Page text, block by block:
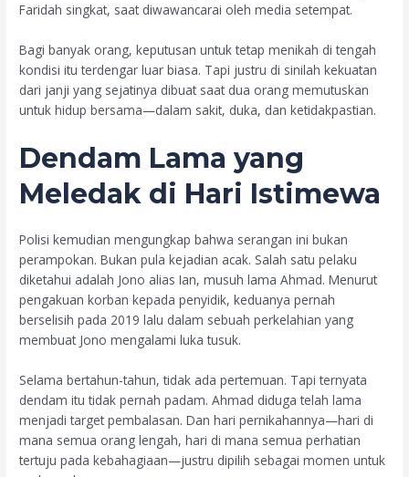
Faridah singkat, saat diwawancarai oleh media setempat.
Bagi banyak orang, keputusan untuk tetap menikah di tengah
kondisi itu terdengar luar biasa. Tapi justru di sinilah kekuatan
dari janji yang sejatinya dibuat saat dua orang memutuskan
untuk hidup bersama—dalam sakit, duka, dan ketidakpastian.
Dendam Lama yang
Meledak di Hari Istimewa
Polisi kemudian mengungkap bahwa serangan ini bukan
perampokan. Bukan pula kejadian acak. Salah satu pelaku
diketahui adalah Jono alias Ian, musuh lama Ahmad. Menurut
pengakuan korban kepada penyidik, keduanya pernah
berselisih pada 2019 lalu dalam sebuah perkelahian yang
membuat Jono mengalami luka tusuk.
Selama bertahun-tahun, tidak ada pertemuan. Tapi ternyata
dendam itu tidak pernah padam. Ahmad diduga telah lama
menjadi target pembalasan. Dan hari pernikahannya—hari di
mana semua orang lengah, hari di mana semua perhatian
tertuju pada kebahagiaan—justru dipilih sebagai momen untuk